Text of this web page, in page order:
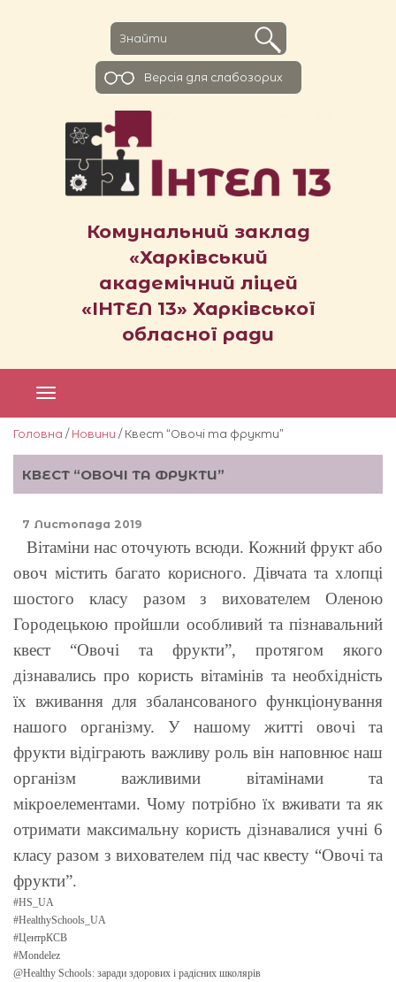
Комунальний заклад
«Харківський
академічний ліцей
«ІНТЕЛ 13» Харківської
обласної ради
Версiя для слабозорих
Головна / Новини / Квест “Овочі та фрукти”
КВЕСТ “ОВОЧІ ТА ФРУКТИ”
7 Листопада 2019
Вітаміни нас оточують всюди. Кожний фрукт або
овоч містить багато корисного. Дівчата та хлопці
шостого класу разом з вихователем Оленою
Городецькою пройшли особливий та пізнавальний
квест “Овочі та фрукти”, протягом якого
дізнавались про користь вітамінів та необхідність
їх вживання для збалансованого функціонування
нашого організму. У нашому житті овочі та
фрукти відіграють важливу роль він наповнює наш
організм важливими вітамінами та
мікроелементами. Чому потрібно їх вживати та як
отримати максимальну користь дізнавалися учні 6
класу разом з вихователем під час квесту “Овочі та
фрукти”.
#HS_UA
#HealthySchools_UA
#ЦентрКСВ
#Mondelez
@Healthy Schools: заради здорових і радісних школярів